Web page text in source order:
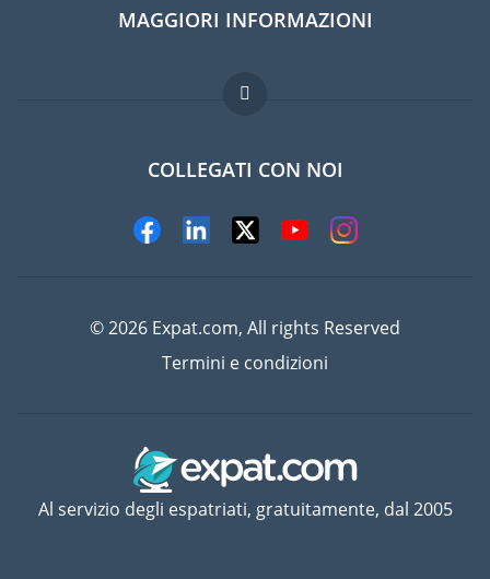
Guida per expat
Lavori all'estero
MAGGIORI INFORMAZIONI
Domande frequenti
COLLEGATI CON NOI
© 2026 Expat.com, All rights Reserved
Termini e condizioni
Al servizio degli espatriati, gratuitamente, dal 2005